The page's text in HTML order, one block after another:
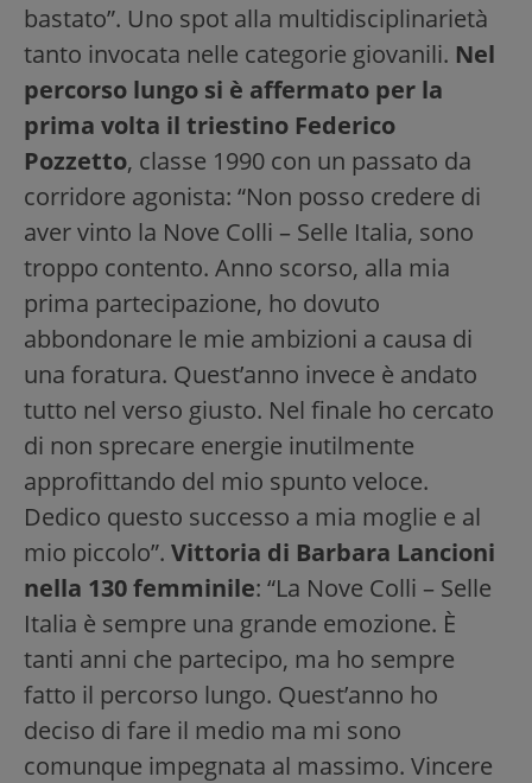
bastato”. Uno spot alla multidisciplinarietà
tanto invocata nelle categorie giovanili. Nel
percorso lungo si è affermato per la
prima volta il triestino Federico
Pozzetto, classe 1990 con un passato da
corridore agonista: “Non posso credere di
aver vinto la Nove Colli – Selle Italia, sono
troppo contento. Anno scorso, alla mia
prima partecipazione, ho dovuto
abbondonare le mie ambizioni a causa di
una foratura. Quest’anno invece è andato
tutto nel verso giusto. Nel finale ho cercato
di non sprecare energie inutilmente
approfittando del mio spunto veloce.
Dedico questo successo a mia moglie e al
mio piccolo”. Vittoria di Barbara Lancioni
nella 130 femminile: “La Nove Colli – Selle
Italia è sempre una grande emozione. È
tanti anni che partecipo, ma ho sempre
fatto il percorso lungo. Quest’anno ho
deciso di fare il medio ma mi sono
comunque impegnata al massimo. Vincere